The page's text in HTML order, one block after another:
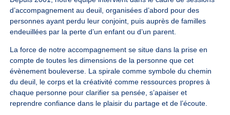
d’accompagnement au deuil, organisées d’abord pour des
personnes ayant perdu leur conjoint, puis auprès de familles
endeuillées par la perte d’un enfant ou d’un parent.
La force de notre accompagnement se situe dans la prise en
compte de toutes les dimensions de la personne que cet
évènement bouleverse. La spirale comme symbole du chemin
du deuil, le corps et la créativité comme ressources propres à
chaque personne pour clarifier sa pensée, s’apaiser et
reprendre confiance dans le plaisir du partage et de l’écoute.